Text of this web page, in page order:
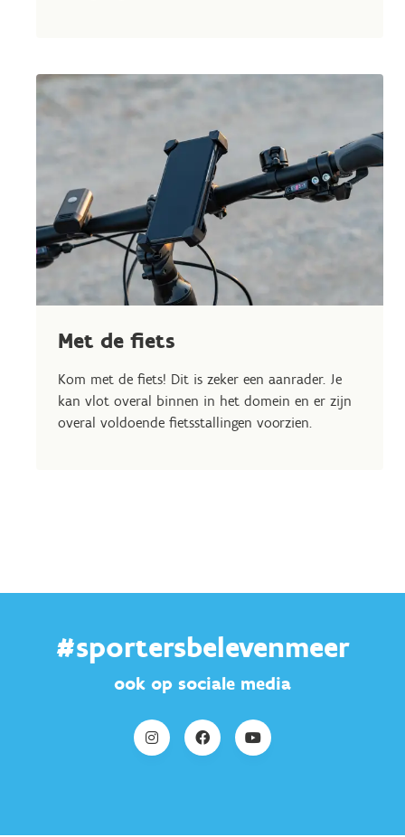
Met de fiets
Kom met de fiets! Dit is zeker een aanrader. Je
kan vlot overal binnen in het domein en er zijn
overal voldoende fietsstallingen voorzien.
#sportersbelevenmeer
ook op sociale media